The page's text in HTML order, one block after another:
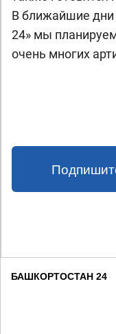
В ближайшие дни
24» мы
очень многих
БАШКОРТОСТАН 24